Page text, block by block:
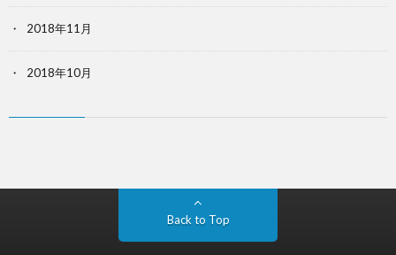
2018年11月
2018年10月
Back to Top